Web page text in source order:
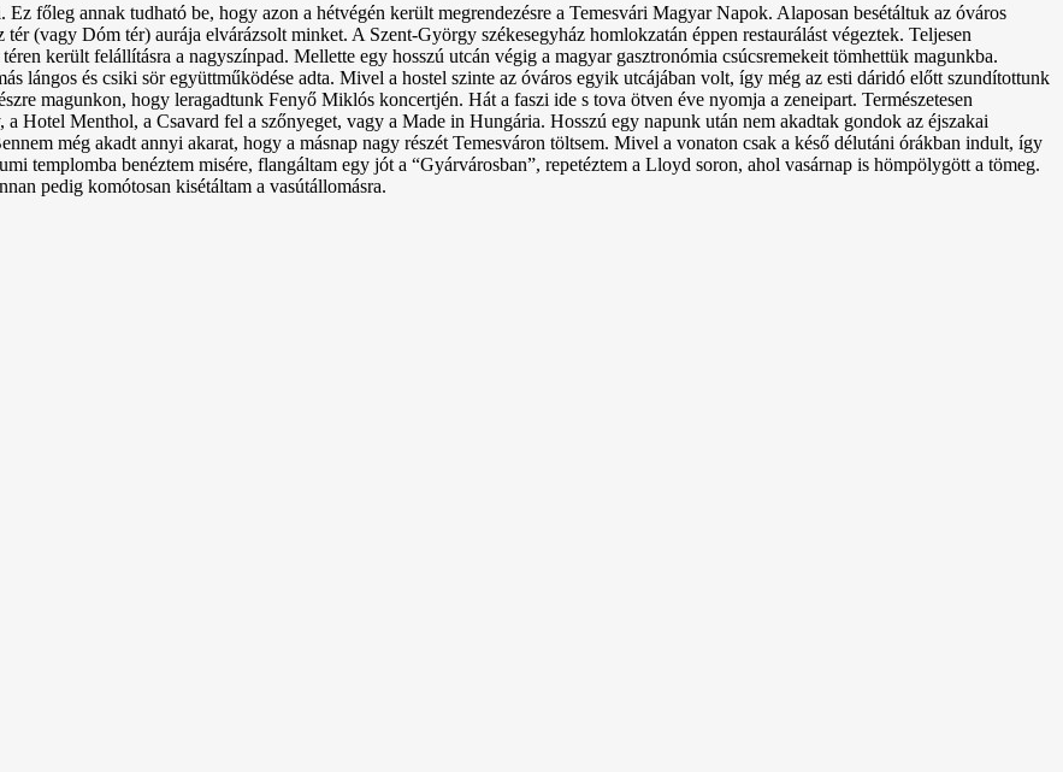
főleg annak tudható be, hogy azon a hétvégén került megrendezésre a Temesvári Magyar Napok. Alaposan besétáltuk az óváros
(vagy Dóm tér) aurája elvárázsolt minket. A Szent-György székesegyház homlokzatán éppen restaurálást végeztek. Teljesen
került felállításra a nagyszínpad. Mellette egy hosszú utcán végig a magyar gasztronómia csúcsremekeit tömhettük magunkba.
lángos és csiki sör együttműködése adta. Mivel a hostel szinte az óváros egyik utcájában volt, így még az esti dáridó előtt szundítottunk
magunkon, hogy leragadtunk Fenyő Miklós koncertjén. Hát a faszi ide s tova ötven éve nyomja a zeneipart. Természetesen
Hotel Menthol, a Csavard fel a szőnyeget, vagy a Made in Hungária. Hosszú egy napunk után nem akadtak gondok az éjszakai
még akadt annyi akarat, hogy a másnap nagy részét Temesváron töltsem. Mivel a vonaton csak a késő délutáni órákban indult, így
templomba benéztem misére, flangáltam egy jót a “Gyárvárosban”, repetéztem a Lloyd soron, ahol vasárnap is hömpölygött a tömeg.
pedig komótosan kisétáltam a vasútállomásra.